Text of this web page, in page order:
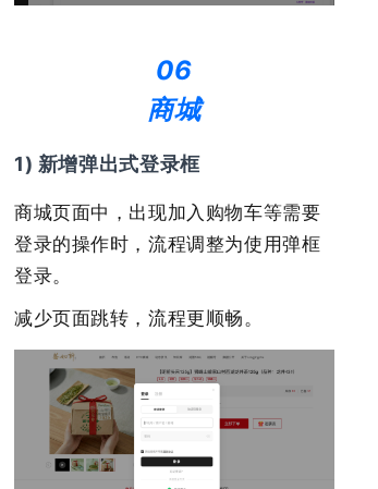
06
商城
1) 新增弹出式登录框
商城页面中，出现加入购物车等需要
登录的操作时，流程调整为使用弹框
登录。
减少页面跳转，流程更顺畅。